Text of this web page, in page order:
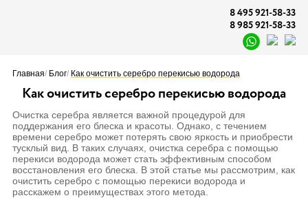
8 495 921-58-33
8 985 921-58-33
Главная/ Блог/ Как очистить серебро перекисью водорода
Как очистить серебро перекисью водорода
Очистка серебра является важной процедурой для
поддержания его блеска и красоты. Однако, с течением
времени серебро может потерять свою яркость и приобрести
тусклый вид. В таких случаях, очистка серебра с помощью
перекиси водорода может стать эффективным способом
восстановления его блеска. В этой статье мы рассмотрим, как
очистить серебро с помощью перекиси водорода и
расскажем о преимуществах этого метода.